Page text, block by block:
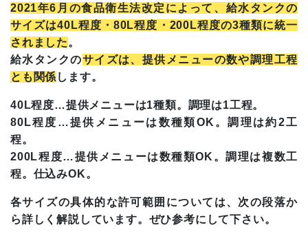
2021年6月の食品衛生法改定によって、給水タンクの
サイズは40L程度・80L程度・200L程度の3種類に統一
されました。
給水タンクのサイズは、提供メニューの数や調理工程
とも関係 します。
40L程度…提供メニューは1種類。調理は1工程。
80L程度…提供メニューは数種類OK。調理は約2工
程。
200L程度…提供メニューは数種類OK。調理は複数工
程。仕込みOK。
各サイズの具体的な許可範囲については、次の段落か
ら詳しく解説しています。ぜひ参考にして下さい。